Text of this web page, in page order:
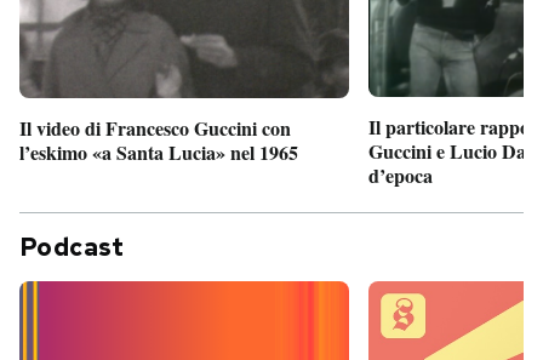
Il video di Francesco Guccini con
l’eskimo «a Santa Lucia» nel 1965
Il particolare
Guccini e Lucio
d’epoca
Podcast